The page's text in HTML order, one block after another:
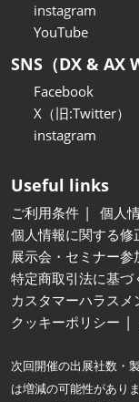
instagram
YouTube
SNS（DX & AX
Facebook
X（旧:Twitter）
instagram
Useful links
ご利用条件
個人
個人情報に関する修
展示会・セミナー参
特定商取引法に基づ
カスタマーハラス
クッキーポリシー
次回開催の出展社数・
は増減の可能性がありま